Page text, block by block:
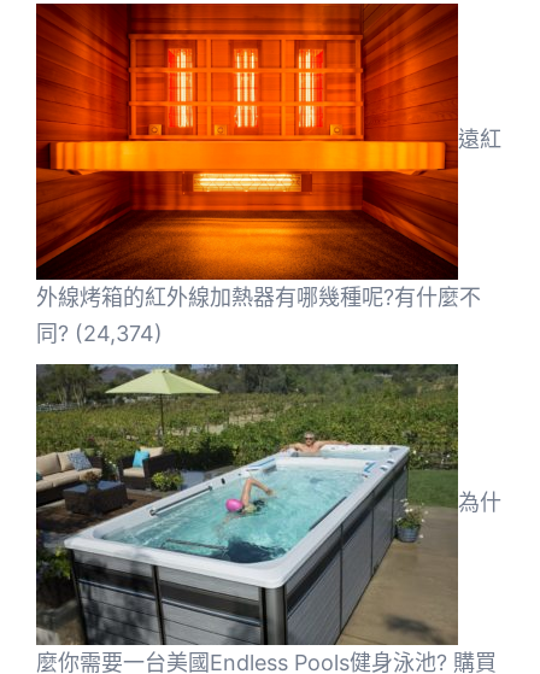
遠紅
外線烤箱的紅外線加熱器有哪幾種呢?有什麼不
同? (24,374)
為什
麼你需要一台美國Endless Pools健身泳池? 購買